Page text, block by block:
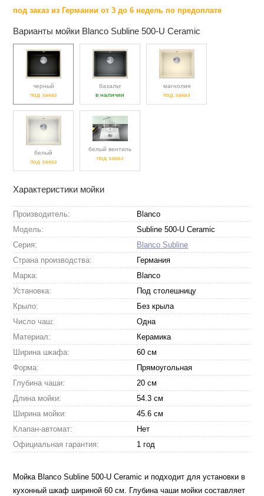
под заказ из Германии от 3 до 6 недель по предоплате
Варианты мойки Blanco Subline 500-U Ceramic
черный
под заказ
базальт
в наличии
магнолия
под заказ
белый
под заказ
белый вентиль
под заказ
Характеристики мойки
Производитель:
Blanco
Модель:
Subline 500-U Ceramic
Серия:
Blanco Subline
Страна производства:
Германия
Марка:
Blanco
Установка:
Под столешницу
Крыло:
Без крыла
Число чаш:
Одна
Материал:
Керамика
Ширина шкафа:
60 см
Форма:
Прямоугольная
Глубина чаши:
20 см
Длина мойки:
54.3 см
Ширина мойки:
45.6 см
Клапан-автомат:
Нет
Официальная гарантия:
1 год
Мойка Blanco Subline 500-U Ceramic и подходит для установки в
кухонный шкаф шириной 60 см. Глубина чаши мойки составляет